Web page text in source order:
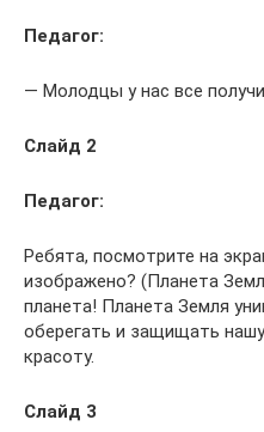
Педагог:
— Молодцы у нас все
Слайд 2
Педагог:
Ребята, посмотрите на
изображено? (Планета
планета! Планета Земля
оберегать и защищать
красоту.
Слайд 3